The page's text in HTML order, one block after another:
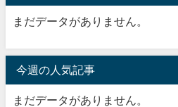
まだデータがありません。
今週の人気記事
まだデータがありません。